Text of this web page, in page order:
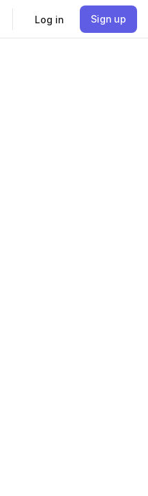
Log in Sign up